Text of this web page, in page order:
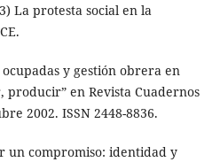
La protesta social en la
y gestión obrera en
en Revista Cuadernos
2002. ISSN 2448-8836.
un compromiso: identidad y